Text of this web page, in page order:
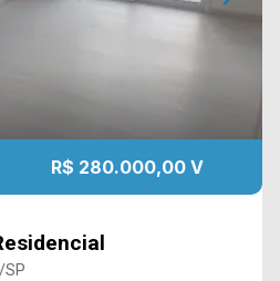
R$ 280.000,00 V
SP